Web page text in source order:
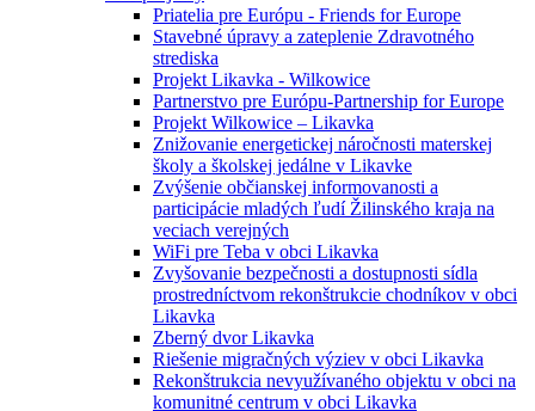
Priatelia pre Európu - Friends for Europe
Stavebné úpravy a zateplenie Zdravotného
strediska
Projekt Likavka - Wilkowice
Partnerstvo pre Európu-Partnership for Europe
Projekt Wilkowice – Likavka
Znižovanie energetickej náročnosti materskej
školy a školskej jedálne v Likavke
Zvýšenie občianskej informovanosti a
participácie mladých ľudí Žilinského kraja na
veciach verejných
WiFi pre Teba v obci Likavka
Zvyšovanie bezpečnosti a dostupnosti sídla
prostredníctvom rekonštrukcie chodníkov v obci
Likavka
Zberný dvor Likavka
Riešenie migračných výziev v obci Likavka
Rekonštrukcia nevyužívaného objektu v obci na
komunitné centrum v obci Likavka